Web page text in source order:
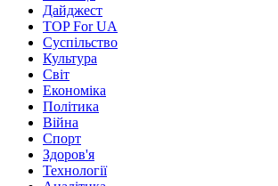
Дайджест
TOP For UA
Суспiльство
Культура
Світ
Економіка
Політика
Війна
Спорт
Здоров'я
Технології